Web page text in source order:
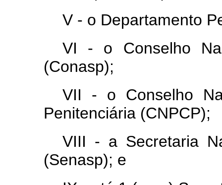
V - o Departamento
VI - o Conselho
(Conasp);
VII - o Conselho
Penitenciária (CNPCP);
VIII - a Secretaria
(Senasp); e